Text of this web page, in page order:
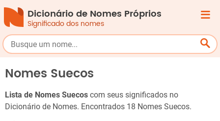
Dicionário de Nomes Próprios
Significado dos nomes
Nomes Suecos
Lista de Nomes Suecos com seus significados no
Dicionário de Nomes. Encontrados 18 Nomes Suecos.